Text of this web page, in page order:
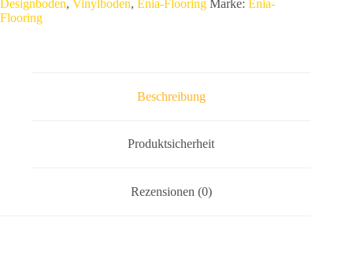
Vinyl
mit
Designboden, Vinylboden, Enia-Flooring Marke: Enia-
Flooring
Beschreibung
Produktsicherheit
Rezensionen (0)